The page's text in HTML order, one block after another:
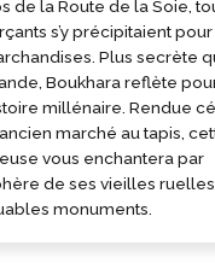
de la Route de la Soie,
s’y précipitaient
Plus secrète
Boukhara reflète
millénaire. Rendue
marché au tapis,
vous enchantera par
de ses vieilles
monuments.